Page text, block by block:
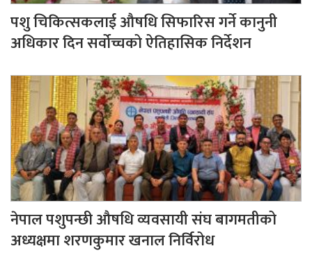
पशु चिकित्सकलाई औषधि सिफारिस गर्ने कानुनी
अधिकार दिन सर्वोच्चको ऐतिहासिक निर्देशन
नेपाल पशुपन्छी औषधि व्यवसायी संघ बागमतीको
अध्यक्षमा शरणकुमार खनाल निर्विरोध